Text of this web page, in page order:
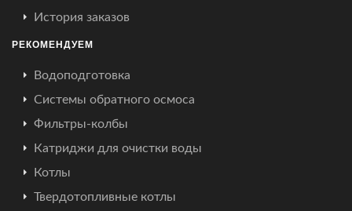
История заказов
РЕКОМЕНДУЕМ
Водоподготовка
Системы обратного осмоса
Фильтры-колбы
Катриджи для очистки воды
Котлы
Твердотопливные котлы